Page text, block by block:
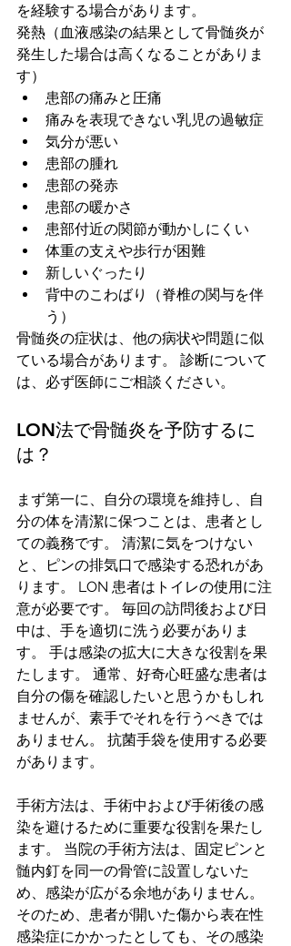
を経験する場合があります。
発熱（血液感染の結果として骨髄炎が
発生した場合は高くなることがありま
す）
患部の痛みと圧痛
痛みを表現できない乳児の過敏症
気分が悪い
患部の腫れ
患部の発赤
患部の暖かさ
患部付近の関節が動かしにくい
体重の支えや歩行が困難
新しいぐったり
背中のこわばり（脊椎の関与を伴
う）
骨髄炎の症状は、他の病状や問題に似
ている場合があります。 診断について
は、必ず医師にご相談ください。
LON法で骨髄炎を予防するに
は？
まず第一に、自分の環境を維持し、自
分の体を清潔に保つことは、患者とし
ての義務です。 清潔に気をつけない
と、ピンの排気口で感染する恐れがあ
ります。 LON 患者はトイレの使用に注
意が必要です。 毎回の訪問後および日
中は、手を適切に洗う必要がありま
す。 手は感染の拡大に大きな役割を果
たします。 通常、好奇心旺盛な患者は
自分の傷を確認したいと思うかもしれ
ませんが、素手でそれを行うべきでは
ありません。 抗菌手袋を使用する必要
があります。
手術方法は、手術中および手術後の感
染を避けるために重要な役割を果たし
ます。 当院の手術方法は、固定ピンと
髄内釘を同一の骨管に設置しないた
め、感染が広がる余地がありません。
そのため、患者が開いた傷から表在性
感染症にかかったとしても、その感染